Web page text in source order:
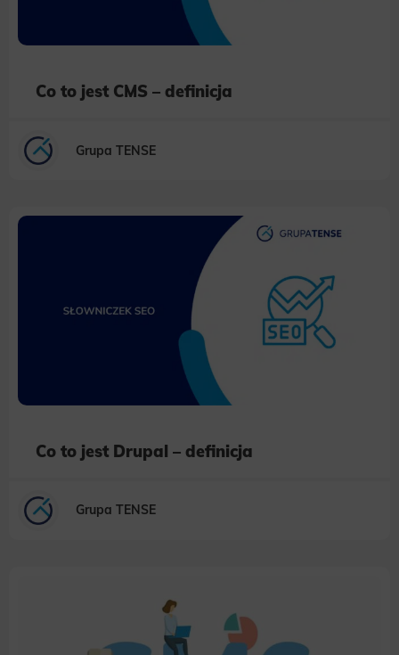
Co to jest CMS – definicja
Grupa TENSE
Co to jest Drupal – definicja
Grupa TENSE